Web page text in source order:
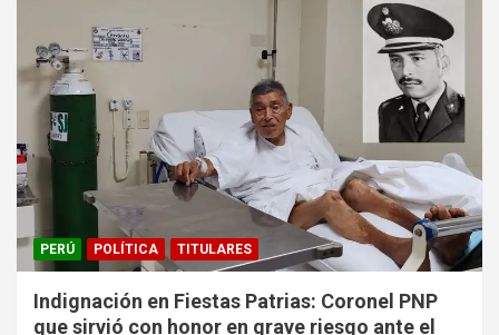
PERÚ POLÍTICA TITULARES
Indignación en Fiestas Patrias: Coronel PNP
que sirvió con honor en grave riesgo ante el